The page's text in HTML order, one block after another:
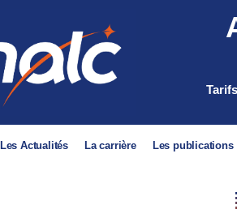
Tarifs
Les Actualités La carrière Les publications